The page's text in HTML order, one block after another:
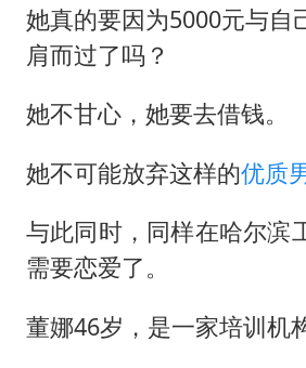
她真的要因为5000元与自
肩而过了吗？
她不甘心，她要去借钱。
她不可能放弃这样的优质
与此同时，同样在哈尔滨
需要恋爱了。
董娜46岁，是一家培训机